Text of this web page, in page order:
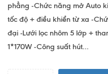
phẳng -Chức năng mở Auto
tốc độ + điều khiển từ xa -
đại -Lưới lọc nhôm 5 lớp +
1*170W -Công suất hút...